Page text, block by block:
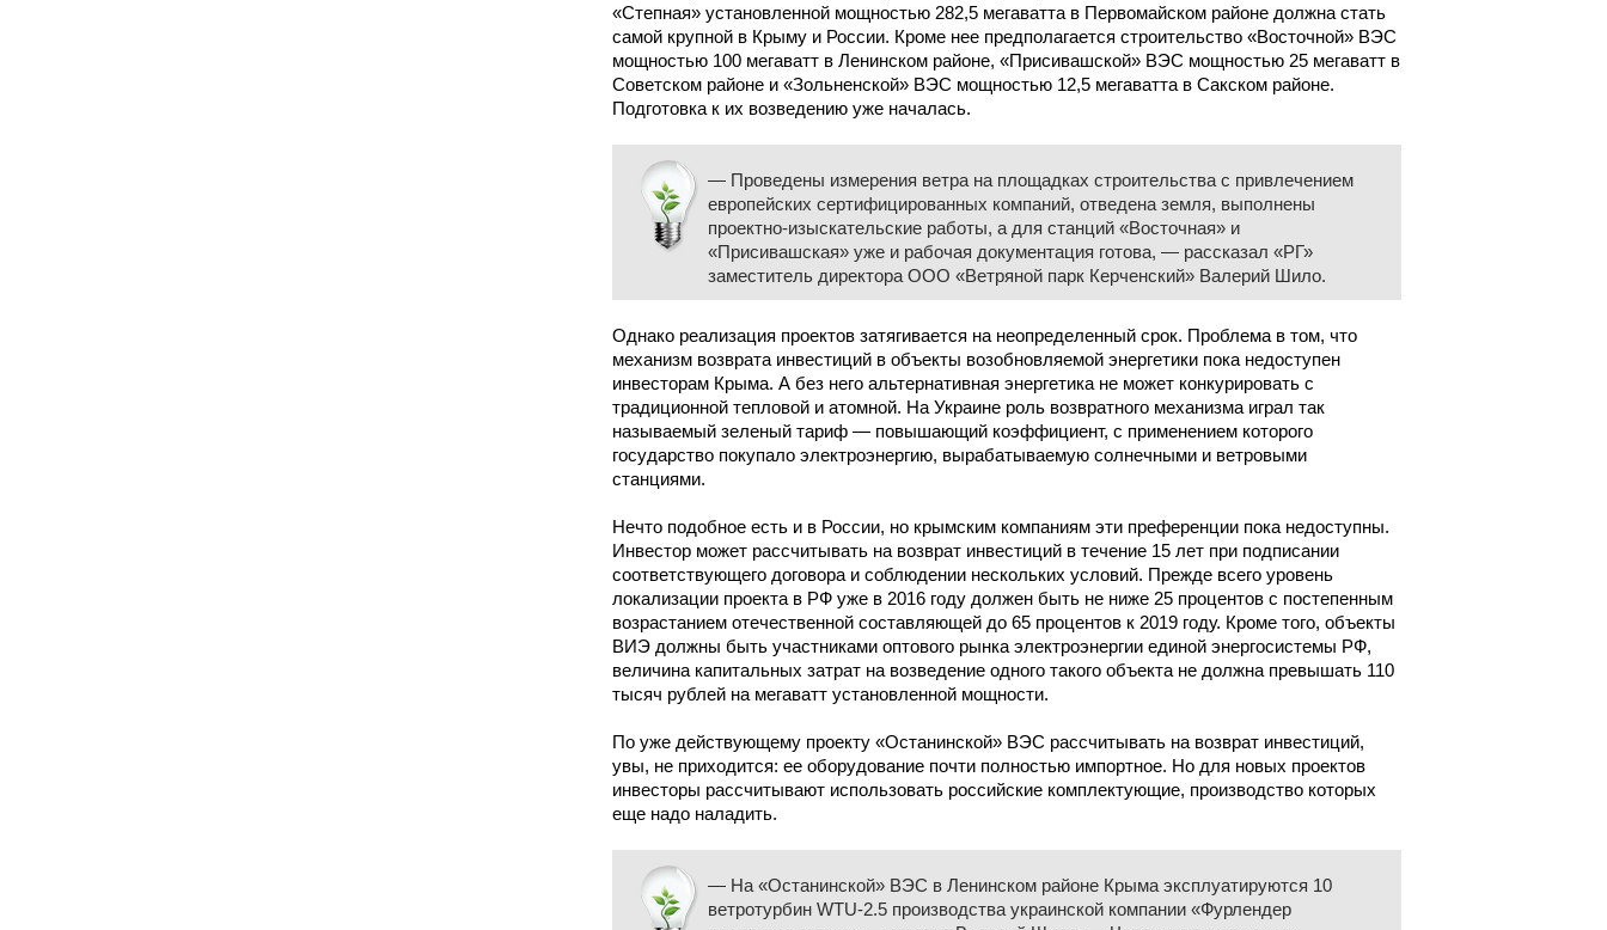
«Степная» установленной мощностью 282,5 мегаватта в Первомайском районе должна стать
самой крупной в Крыму и России. Кроме нее предполагается строительство «Восточной» ВЭС
мощностью 100 мегаватт в Ленинском районе, «Присивашской» ВЭС мощностью 25 мегаватт в
Советском районе и «Зольненской» ВЭС мощностью 12,5 мегаватта в Сакском районе.
Подготовка к их возведению уже началась.
— Проведены измерения ветра на площадках строительства с привлечением
европейских сертифицированных компаний, отведена земля, выполнены
проектно-изыскательские работы, а для станций «Восточная» и
«Присивашская» уже и рабочая документация готова, — рассказал «РГ»
заместитель директора ООО «Ветряной парк Керченский» Валерий Шило.
Однако реализация проектов затягивается на неопределенный срок. Проблема в том, что
механизм возврата инвестиций в объекты возобновляемой энергетики пока недоступен
инвесторам Крыма. А без него альтернативная энергетика не может конкурировать с
традиционной тепловой и атомной. На Украине роль возвратного механизма играл так
называемый зеленый тариф — повышающий коэффициент, с применением которого
государство покупало электроэнергию, вырабатываемую солнечными и ветровыми
станциями.
Нечто подобное есть и в России, но крымским компаниям эти преференции пока недоступны.
Инвестор может рассчитывать на возврат инвестиций в течение 15 лет при подписании
соответствующего договора и соблюдении нескольких условий. Прежде всего уровень
локализации проекта в РФ уже в 2016 году должен быть не ниже 25 процентов с постепенным
возрастанием отечественной составляющей до 65 процентов к 2019 году. Кроме того, объекты
ВИЭ должны быть участниками оптового рынка электроэнергии единой энергосистемы РФ,
величина капитальных затрат на возведение одного такого объекта не должна превышать 110
тысяч рублей на мегаватт установленной мощности.
По уже действующему проекту «Останинской» ВЭС рассчитывать на возврат инвестиций,
увы, не приходится: ее оборудование почти полностью импортное. Но для новых проектов
инвесторы рассчитывают использовать российские комплектующие, производство которых
еще надо наладить.
— На «Останинской» ВЭС в Ленинском районе Крыма эксплуатируются 10
ветротурбин WTU-2.5 производства украинской компании «Фурлендер